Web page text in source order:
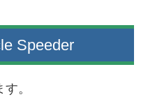
Speeder
。